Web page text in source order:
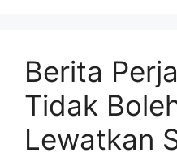
Berita
Tidak
Lewatkan